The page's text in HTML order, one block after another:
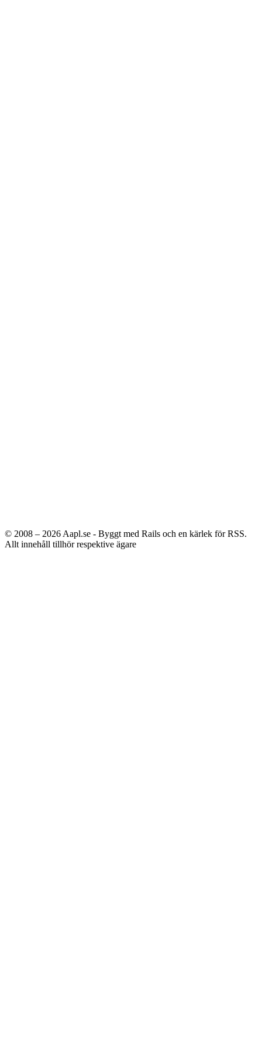
© 2008 – 2026 Aapl.se - Byggt med Rails och en kärlek för RSS.
Allt innehåll tillhör respektive ägare